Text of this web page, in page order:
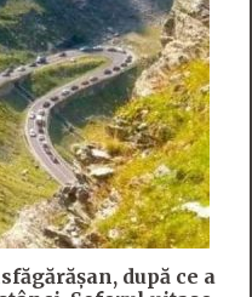
după ce a